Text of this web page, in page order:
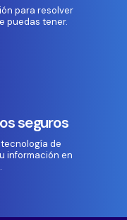
para resolver
puedas tener.
seguros
de
información en